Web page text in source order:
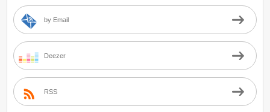
by Email
Deezer
RSS